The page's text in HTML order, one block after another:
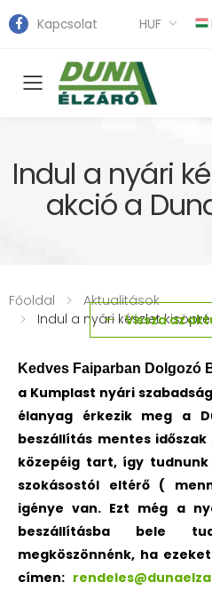
Kapcsolat HUF
Toggle mobile
Indul a nyári
akció a
Főoldal
Aktualitások
Indul a nyári készlet
Vissza az
Kedves Faiparban Dolgozó
a Kumplast nyári
élanyag érkezik meg a
beszállítás mentes
közepéig tart, így
szokásostól eltérő (
igénye van. Ezt még a
beszállításba bele
megköszönnénk, ha
címen: